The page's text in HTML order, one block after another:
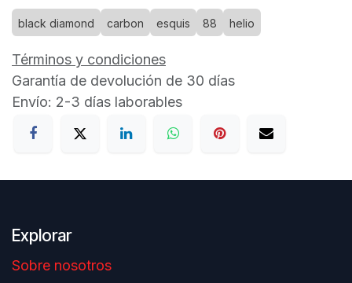
black diamond carbon esquis 88 helio
Términos y condiciones
Garantía de devolución de 30 días
Envío: 2-3 días laborables
Explorar
Sobre nosotros